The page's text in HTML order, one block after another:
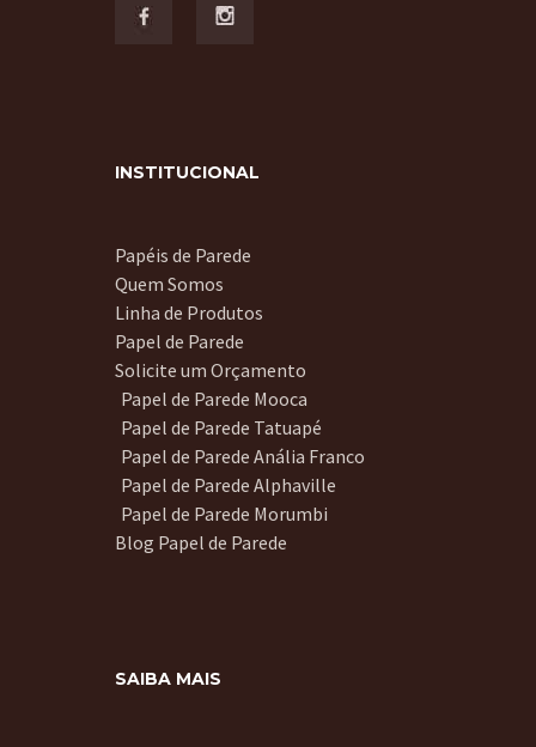
INSTITUCIONAL
Papéis de Parede
Quem Somos
Linha de Produtos
Papel de Parede
Solicite um Orçamento
Papel de Parede Mooca
Papel de Parede Tatuapé
Papel de Parede Anália Franco
Papel de Parede Alphaville
Papel de Parede Morumbi
Blog Papel de Parede
SAIBA MAIS